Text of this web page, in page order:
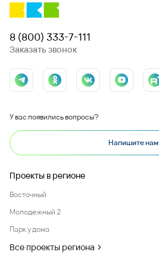
8 (800) 333-7-111
Заказать звонок
У вас появились вопросы?
Напишите нам
Проекты в регионе
Восточный
Молодежный 2
Парк у дома
Все проекты региона